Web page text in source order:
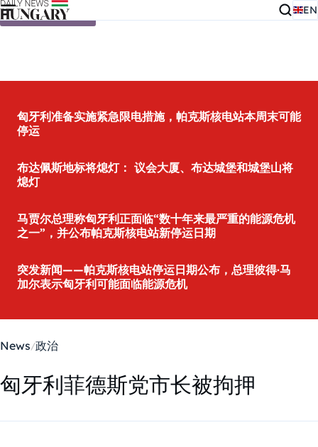
Skip to content EN
匈牙利准备实施紧急限电措施，帕克斯核电站本周末可能
停运
布达佩斯地标将熄灯： 议会大厦、布达城堡和城堡山将
熄灯
马贾尔总理称匈牙利正面临“数十年来最严重的能源危机
之一”，并公布帕克斯核电站新停运日期
突发新闻——帕克斯核电站停运日期公布，总理彼得·马
加尔表示匈牙利可能面临能源危机
News 政治
匈牙利菲德斯党市长被拘押